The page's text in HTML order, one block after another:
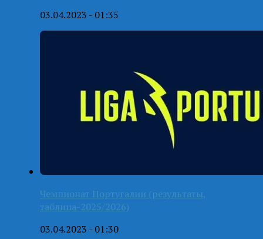
03.04.2023 - 01:35
Чемпионат Португалии (результаты,
таблица-2025/2026)
03.04.2023 - 01:30